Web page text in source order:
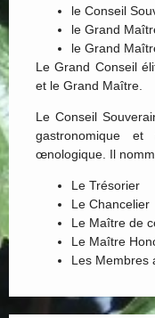
le Conseil
le Grand
le Grand
Le Grand Conseil
et le Grand Maître.
Le Conseil
gastronomique
œnologique. Il
Le Trésorier
Le Chancelier
Le Maître de
Le Maître
Les Membres